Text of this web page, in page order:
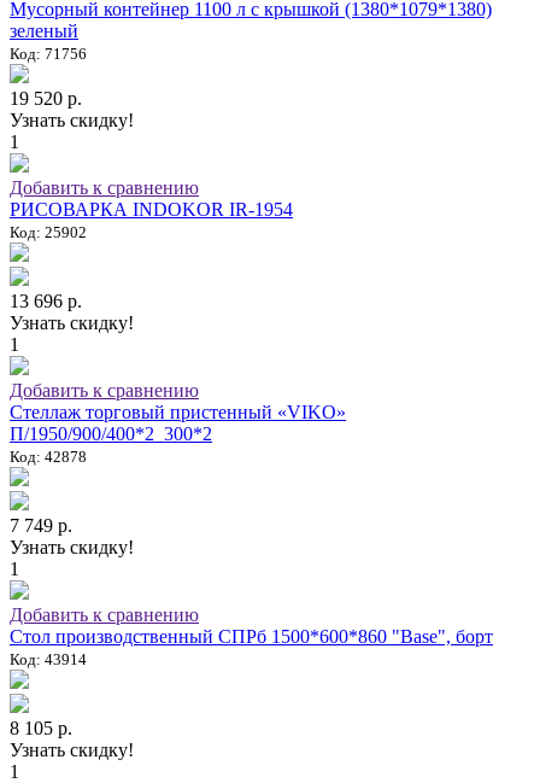
Мусорный контейнер 1100 л с крышкой (1380*1079*1380)
зеленый
Код: 71756
19 520 р.
Узнать скидку!
1
Добавить к сравнению
РИСОВАРКА INDOKOR IR-1954
Код: 25902
13 696 р.
Узнать скидку!
1
Добавить к сравнению
Стеллаж торговый пристенный «VIKO»
П/1950/900/400*2_300*2
Код: 42878
7 749 р.
Узнать скидку!
1
Добавить к сравнению
Стол производственный СПРб 1500*600*860 "Base", борт
Код: 43914
8 105 р.
Узнать скидку!
1